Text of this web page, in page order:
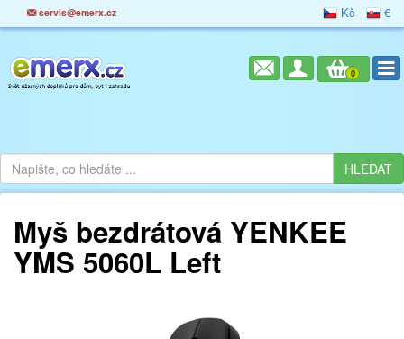
servis@emerx.cz Kč €
0
Myš bezdrátová YENKEE
YMS 5060L Left